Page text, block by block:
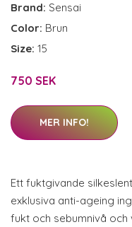
Brand: Sensai
Color: Brun
Size: 15
750 SEK
MER INFO!
Ett fuktgivande
exklusiva anti-ageing
fukt och sebumnivå